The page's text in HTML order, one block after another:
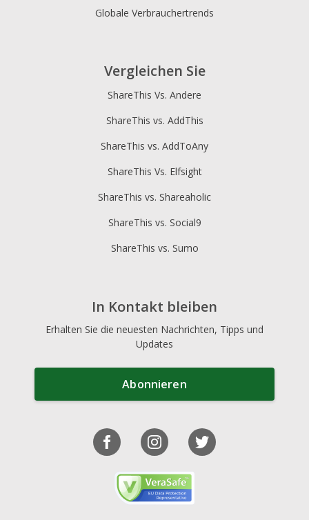
Globale Verbrauchertrends
Vergleichen Sie
ShareThis Vs. Andere
ShareThis vs. AddThis
ShareThis vs. AddToAny
ShareThis Vs. Elfsight
ShareThis vs. Shareaholic
ShareThis vs. Social9
ShareThis vs. Sumo
In Kontakt bleiben
Erhalten Sie die neuesten Nachrichten, Tipps und
Updates
Abonnieren